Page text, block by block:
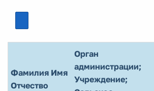
Фамилия Имя
Отчество
Орган
администрации;
Учреждение;